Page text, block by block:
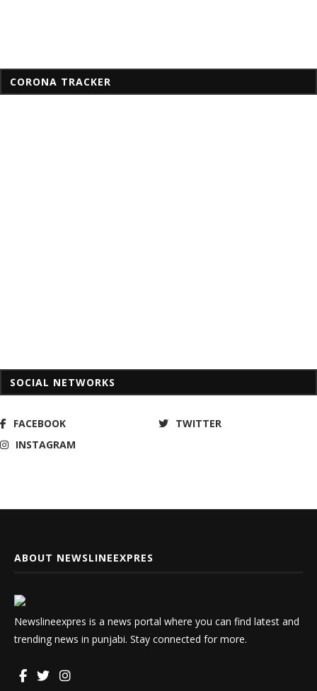
CORONA TRACKER
SOCIAL NETWORKS
FACEBOOK
TWITTER
INSTAGRAM
ABOUT NEWSLINEEXPRES
Newslineexpres is a news portal where you can find latest and
trending news in punjabi. Stay connected for more.